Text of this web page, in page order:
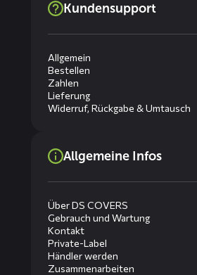
Kundensupport
Allgemein
Bestellen
Zahlen
Lieferung
Widerruf, Rückgabe & Umtausch
Allgemeine Infos
Über DS COVERS
Gebrauch und Wartung
Kontakt
Private-Label
Händler werden
Zusammenarbeiten